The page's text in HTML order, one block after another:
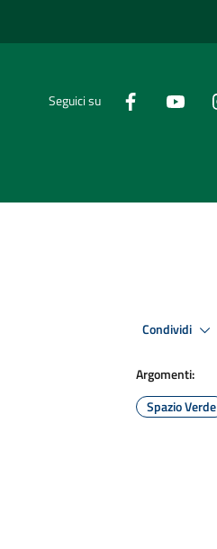
Seguici su
Condividi
Argomenti:
Spazio Verde